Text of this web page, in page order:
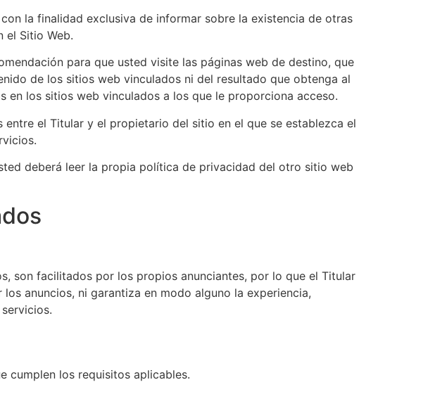
la finalidad exclusiva de informar sobre la existencia de otras
el Sitio Web.
para que usted visite las páginas web de destino, que
de los sitios web vinculados ni del resultado que obtenga al
en los sitios web vinculados a los que le proporciona acceso.
el Titular y el propietario del sitio en el que se establezca el
deberá leer la propia política de privacidad del otro sitio web
son facilitados por los propios anunciantes, por lo que el Titular
anuncios, ni garantiza en modo alguno la experiencia,
cumplen los requisitos aplicables.